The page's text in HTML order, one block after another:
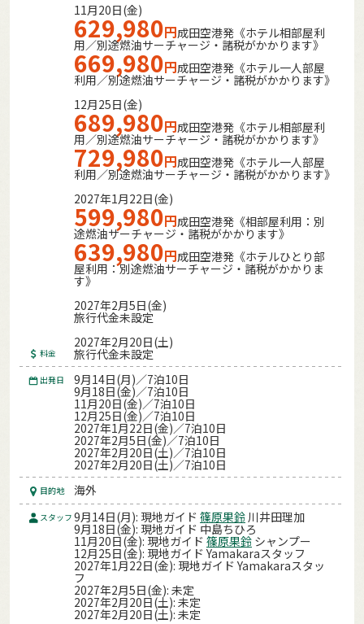
料金
11月20日(金)
629,980円成田空港発《ホテル相部屋利
用／別途燃油サーチャージ・諸税がかかります》
669,980円成田空港発《ホテル一人部屋
利用／別途燃油サーチャージ・諸税がかかります》
12月25日(金)
689,980円成田空港発《ホテル相部屋利
用／別途燃油サーチャージ・諸税がかかります》
729,980円成田空港発《ホテル一人部屋
利用／別途燃油サーチャージ・諸税がかかります》
2027年1月22日(金)
599,980円成田空港発《相部屋利用：別
途燃油サーチャージ・諸税がかかります》
639,980円成田空港発《ホテルひとり部
屋利用：別途燃油サーチャージ・諸税がかかりま
す》
2027年2月5日(金)
旅行代金未設定
2027年2月20日(土)
旅行代金未設定
出発日 9月14日(月)／7泊10日
9月18日(金)／7泊10日
11月20日(金)／7泊10日
12月25日(金)／7泊10日
2027年1月22日(金)／7泊10日
2027年2月5日(金)／7泊10日
2027年2月20日(土)／7泊10日
2027年2月20日(土)／7泊10日
目的地 海外
スタッフ 9月14日(月): 現地ガイド 篠原果鈴川井田理加
9月18日(金): 現地ガイド 中島ちひろ
11月20日(金): 現地ガイド 篠原果鈴 シャンプー
12月25日(金): 現地ガイド Yamakaraスタッフ
2027年1月22日(金): 現地ガイド Yamakaraスタッ
フ
2027年2月5日(金): 未定
2027年2月20日(土): 未定
2027年2月20日(土): 未定